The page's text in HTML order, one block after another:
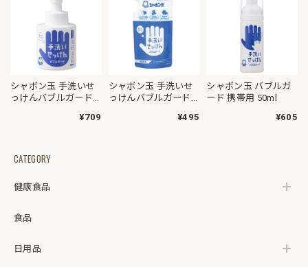
シャボン玉 手洗いせ
っけんバブルガード
¥709
シャボン玉 手洗いせ
っけんバブルガード
¥495
シャボン玉 バブルガ
ード 携帯用 50ml
¥605
CATEGORY
健康食品
食品
日用品